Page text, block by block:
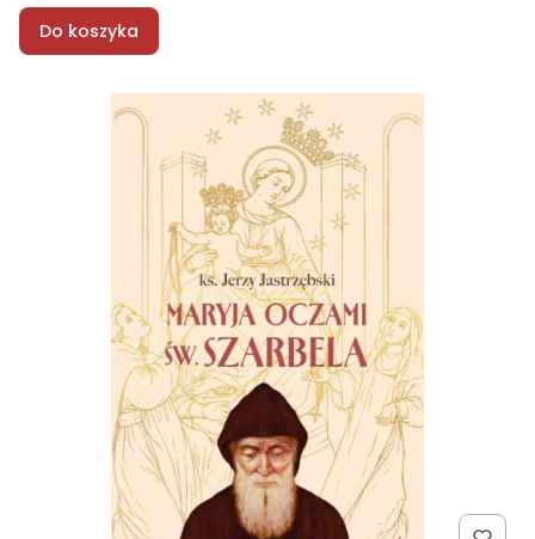
Do koszyka